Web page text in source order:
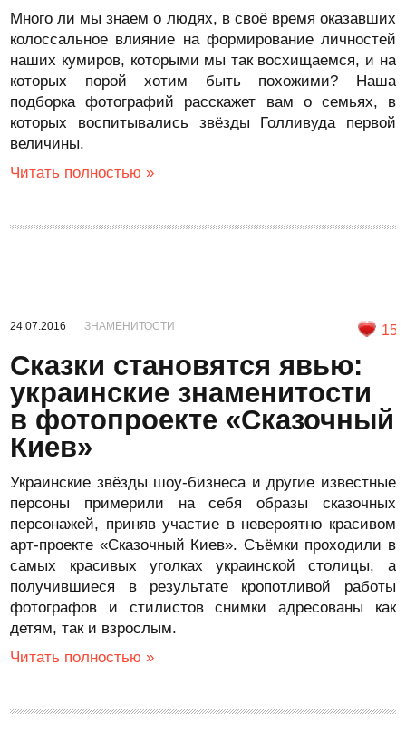
Много ли мы знаем о людях, в своё время оказавших
колоссальное влияние на формирование личностей
наших кумиров, которыми мы так восхищаемся, и на
которых порой хотим быть похожими? Наша
подборка фотографий расскажет вам о семьях, в
которых воспитывались звёзды Голливуда первой
величины.
Читать полностью »
24.07.2016 ЗНАМЕНИТОСТИ 15
Сказки становятся явью:
украинские знаменитости
в фотопроекте «Сказочный
Киев»
Украинские звёзды шоу-бизнеса и другие известные
персоны примерили на себя образы сказочных
персонажей, приняв участие в невероятно красивом
арт-проекте «Сказочный Киев». Съёмки проходили в
самых красивых уголках украинской столицы, а
получившиеся в результате кропотливой работы
фотографов и стилистов снимки адресованы как
детям, так и взрослым.
Читать полностью »